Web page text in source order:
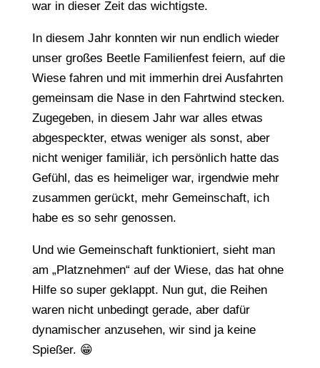
war in dieser Zeit das wichtigste.
In diesem Jahr konnten wir nun endlich wieder
unser großes Beetle Familienfest feiern, auf die
Wiese fahren und mit immerhin drei Ausfahrten
gemeinsam die Nase in den Fahrtwind stecken.
Zugegeben, in diesem Jahr war alles etwas
abgespeckter, etwas weniger als sonst, aber
nicht weniger familiär, ich persönlich hatte das
Gefühl, das es heimeliger war, irgendwie mehr
zusammen gerückt, mehr Gemeinschaft, ich
habe es so sehr genossen.
Und wie Gemeinschaft funktioniert, sieht man
am „Platznehmen“ auf der Wiese, das hat ohne
Hilfe so super geklappt. Nun gut, die Reihen
waren nicht unbedingt gerade, aber dafür
dynamischer anzusehen, wir sind ja keine
Spießer. 😁